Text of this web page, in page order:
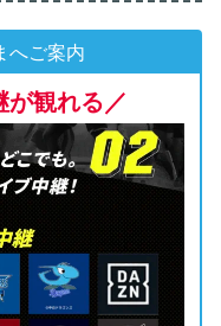
へご案内
が観れる／